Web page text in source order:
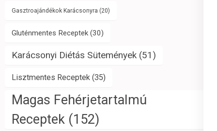
Gasztroajándékok Karácsonyra (20)
Gluténmentes Receptek (30)
Karácsonyi Diétás Sütemények (51)
Lisztmentes Receptek (35)
Magas Fehérjetartalmú
Receptek (152)